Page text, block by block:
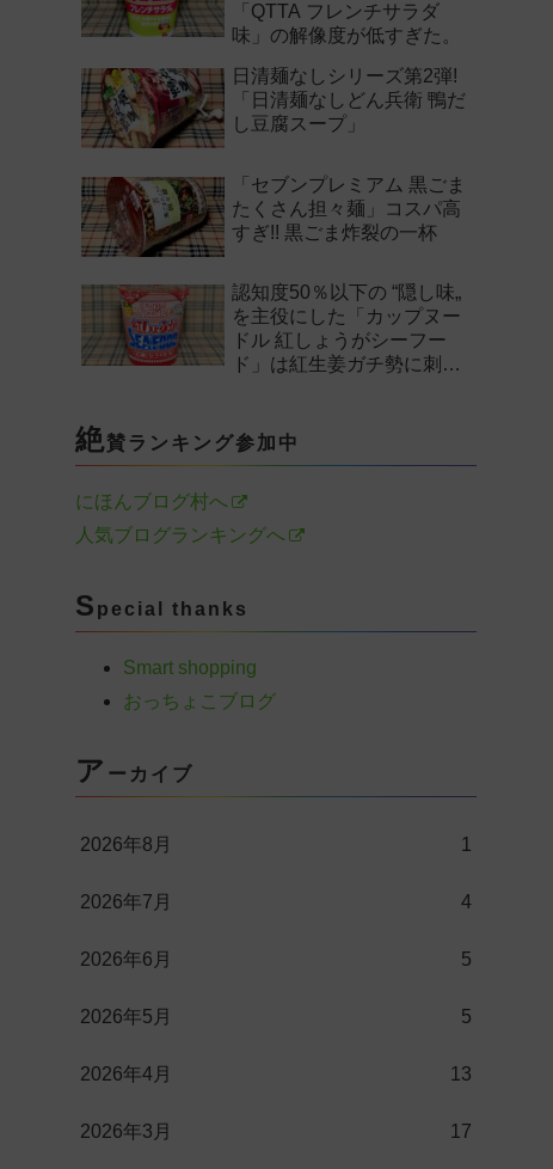
「QTTA フレンチサラダ
味」の解像度が低すぎた。
日清麺なしシリーズ第2弾!
「日清麺なしどん兵衛 鴨だ
し豆腐スープ」
「セブンプレミアム 黒ごま
たくさん担々麺」コスパ高
すぎ!! 黒ごま炸裂の一杯
認知度50％以下の “隠し味„
を主役にした「カップヌー
ドル 紅しょうがシーフー
ド」は紅生姜ガチ勢に刺さ
絶賛ランキング参加中
にほんブログ村へ
人気ブログランキングへ
S pecial thanks
Smart shopping
おっちょこブログ
ア ーカイブ
2026年8月 1
2026年7月 4
2026年6月 5
2026年5月 5
2026年4月 13
2026年3月 17